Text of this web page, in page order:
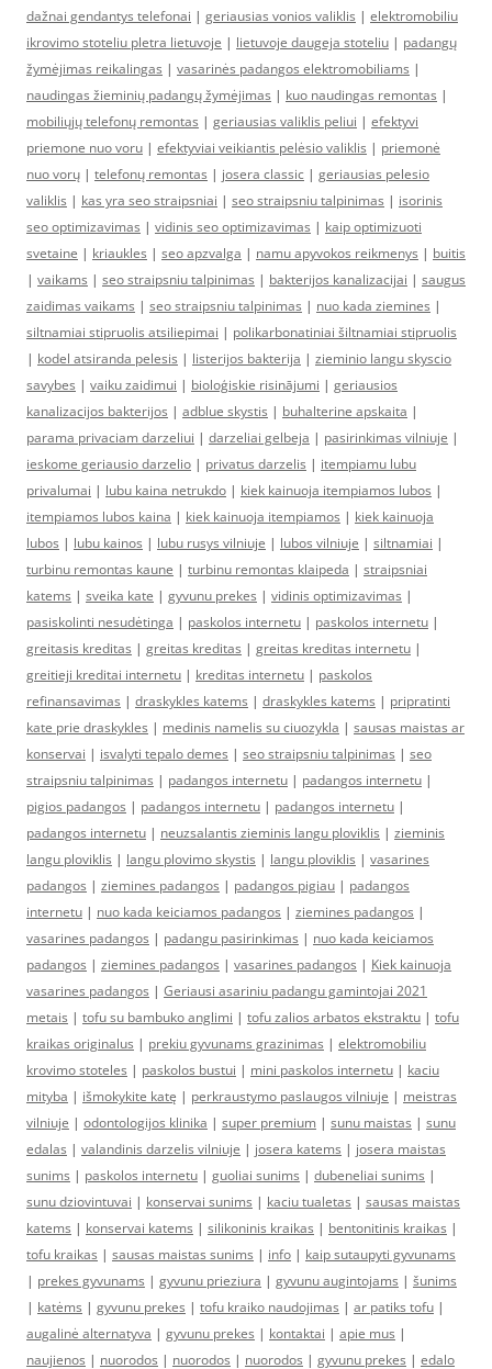
dažnai gendantys telefonai | geriausias vonios valiklis | elektromobiliu
ikrovimo stoteliu pletra lietuvoje | lietuvoje daugeja stoteliu | padangų
žymėjimas reikalingas | vasarinės padangos elektromobiliams |
naudingas žieminių padangų žymėjimas | kuo naudingas remontas |
mobiliųjų telefonų remontas | geriausias valiklis peliui | efektyvi
priemone nuo voru | efektyviai veikiantis pelėsio valiklis | priemonė
nuo vorų | telefonų remontas | josera classic | geriausias pelesio
valiklis | kas yra seo straipsniai | seo straipsniu talpinimas | isorinis
seo optimizavimas | vidinis seo optimizavimas | kaip optimizuoti
svetaine | kriaukles | seo apzvalga | namu apyvokos reikmenys | buitis
| vaikams | seo straipsniu talpinimas | bakterijos kanalizacijai | saugus
zaidimas vaikams | seo straipsniu talpinimas | nuo kada ziemines |
siltnamiai stipruolis atsiliepimai | polikarbonatiniai šiltnamiai stipruolis
| kodel atsiranda pelesis | listerijos bakterija | zieminio langu skyscio
savybes | vaiku zaidimui | bioloģiskie risinājumi | geriausios
kanalizacijos bakterijos | adblue skystis | buhalterine apskaita |
parama privaciam darzeliui | darzeliai gelbeja | pasirinkimas vilniuje |
ieskome geriausio darzelio | privatus darzelis | itempiamu lubu
privalumai | lubu kaina netrukdo | kiek kainuoja itempiamos lubos |
itempiamos lubos kaina | kiek kainuoja itempiamos | kiek kainuoja
lubos | lubu kainos | lubu rusys vilniuje | lubos vilniuje | siltnamiai |
turbinu remontas kaune | turbinu remontas klaipeda | straipsniai
katems | sveika kate | gyvunu prekes | vidinis optimizavimas |
pasiskolinti nesudėtinga | paskolos internetu | paskolos internetu |
greitasis kreditas | greitas kreditas | greitas kreditas internetu |
greitieji kreditai internetu | kreditas internetu | paskolos
refinansavimas | draskykles katems | draskykles katems | pripratinti
kate prie draskykles | medinis namelis su ciuozykla | sausas maistas ar
konservai | isvalyti tepalo demes | seo straipsniu talpinimas | seo
straipsniu talpinimas | padangos internetu | padangos internetu |
pigios padangos | padangos internetu | padangos internetu |
padangos internetu | neuzsalantis zieminis langu ploviklis | zieminis
langu ploviklis | langu plovimo skystis | langu ploviklis | vasarines
padangos | ziemines padangos | padangos pigiau | padangos
internetu | nuo kada keiciamos padangos | ziemines padangos |
vasarines padangos | padangu pasirinkimas | nuo kada keiciamos
padangos | ziemines padangos | vasarines padangos | Kiek kainuoja
vasarines padangos | Geriausi asariniu padangu gamintojai 2021
metais | tofu su bambuko anglimi | tofu zalios arbatos ekstraktu | tofu
kraikas originalus | prekiu gyvunams grazinimas | elektromobiliu
krovimo stoteles | paskolos bustui | mini paskolos internetu | kaciu
mityba | išmokykite katę | perkraustymo paslaugos vilniuje | meistras
vilniuje | odontologijos klinika | super premium | sunu maistas | sunu
edalas | valandinis darzelis vilniuje | josera katems | josera maistas
sunims | paskolos internetu | guoliai sunims | dubeneliai sunims |
sunu dziovintuvai | konservai sunims | kaciu tualetas | sausas maistas
katems | konservai katems | silikoninis kraikas | bentonitinis kraikas |
tofu kraikas | sausas maistas sunims | info | kaip sutaupyti gyvunams
| prekes gyvunams | gyvunu prieziura | gyvunu augintojams | šunims
| katėms | gyvunu prekes | tofu kraiko naudojimas | ar patiks tofu |
augalinė alternatyva | gyvunu prekes | kontaktai | apie mus |
naujienos | nuorodos | nuorodos | nuorodos | gyvunu prekes | edalo